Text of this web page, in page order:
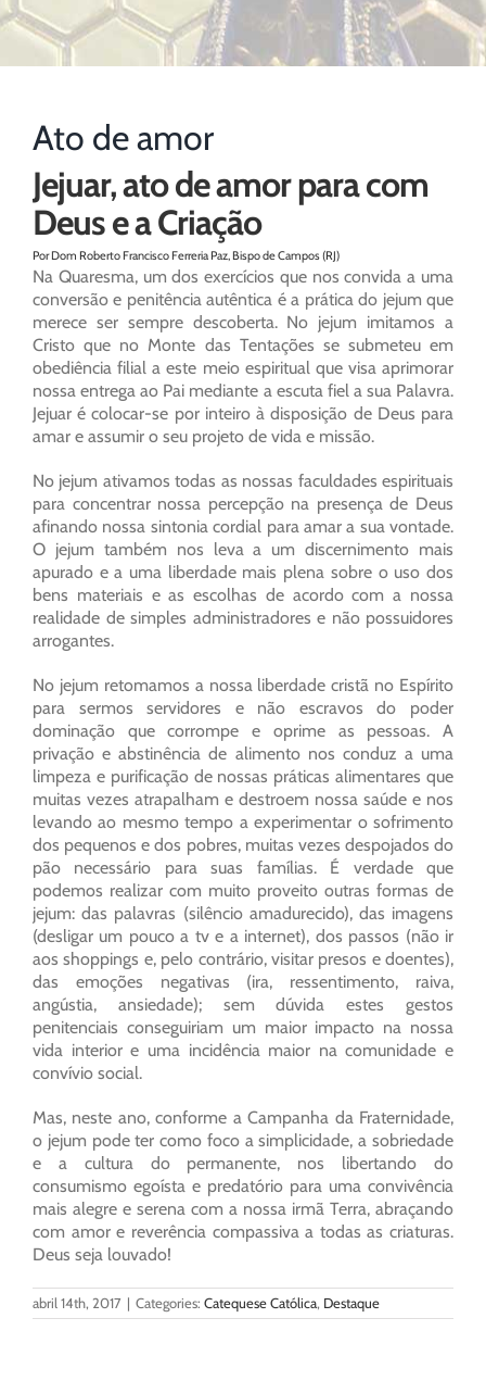
Ato de amor
Jejuar, ato de amor para com
Deus e a Criação
Por Dom Roberto Francisco Ferreria Paz, Bispo de Campos (RJ)
Na Quaresma, um dos exercícios que nos convida a uma
conversão e penitência autêntica é a prática do jejum que
merece ser sempre descoberta. No jejum imitamos a
Cristo que no Monte das Tentações se submeteu em
obediência filial a este meio espiritual que visa aprimorar
nossa entrega ao Pai mediante a escuta fiel a sua Palavra.
Jejuar é colocar-se por inteiro à disposição de Deus para
amar e assumir o seu projeto de vida e missão.
No jejum ativamos todas as nossas faculdades espirituais
para concentrar nossa percepção na presença de Deus
afinando nossa sintonia cordial para amar a sua vontade.
O jejum também nos leva a um discernimento mais
apurado e a uma liberdade mais plena sobre o uso dos
bens materiais e as escolhas de acordo com a nossa
realidade de simples administradores e não possuidores
arrogantes.
No jejum retomamos a nossa liberdade cristã no Espírito
para sermos servidores e não escravos do poder
dominação que corrompe e oprime as pessoas. A
privação e abstinência de alimento nos conduz a uma
limpeza e purificação de nossas práticas alimentares que
muitas vezes atrapalham e destroem nossa saúde e nos
levando ao mesmo tempo a experimentar o sofrimento
dos pequenos e dos pobres, muitas vezes despojados do
pão necessário para suas famílias. É verdade que
podemos realizar com muito proveito outras formas de
jejum: das palavras (silêncio amadurecido), das imagens
(desligar um pouco a tv e a internet), dos passos (não ir
aos shoppings e, pelo contrário, visitar presos e doentes),
das emoções negativas (ira, ressentimento, raiva,
angústia, ansiedade); sem dúvida estes gestos
penitenciais conseguiriam um maior impacto na nossa
vida interior e uma incidência maior na comunidade e
convívio social.
Mas, neste ano, conforme a Campanha da Fraternidade,
o jejum pode ter como foco a simplicidade, a sobriedade
e a cultura do permanente, nos libertando do
consumismo egoísta e predatório para uma convivência
mais alegre e serena com a nossa irmã Terra, abraçando
com amor e reverência compassiva a todas as criaturas.
Deus seja louvado!
abril 14th, 2017 | Categories: Catequese Católica, Destaque